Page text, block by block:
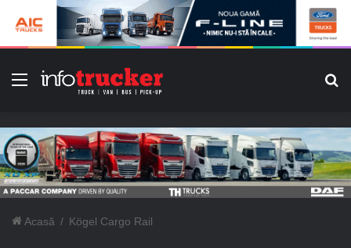
Meniu
Acasă / Kögel Cargo Rail